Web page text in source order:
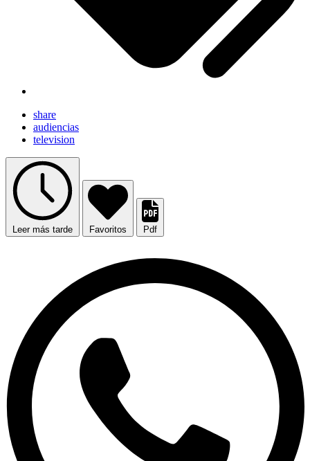
share
audiencias
television
Leer más tarde Favoritos Pdf